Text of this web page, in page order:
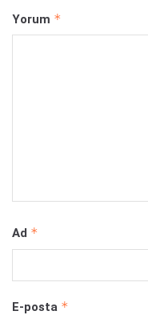
Yorum *
Ad *
E-posta *